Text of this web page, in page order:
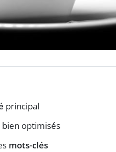
principal
optimisés
mots-clés